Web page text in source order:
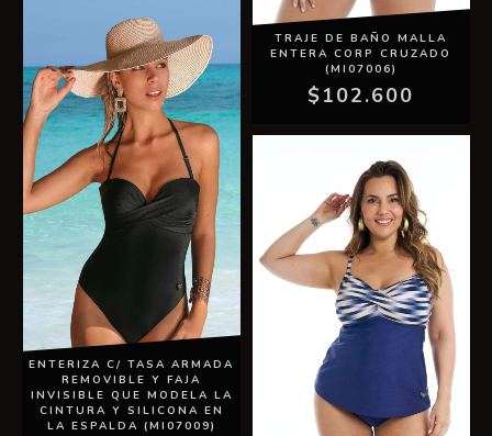
ENTERIZA C/ TASA ARMADA
REMOVIBLE Y FAJA
INVISIBLE QUE MODELA LA
CINTURA Y SILICONA EN
LA ESPALDA (MI07009)
TRAJE DE BAÑO MALLA
ENTERA CORP CRUZADO
(MI07006)
$102.600